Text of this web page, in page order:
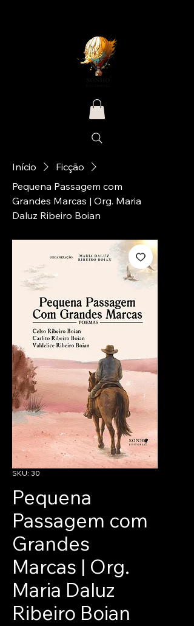
Início
Ficção
Pequena Passagem com
Grandes Marcas | Org. Maria
Daluz Ribeiro Boian
SKU: 30
Pequena
Passagem com
Grandes
Marcas | Org.
Maria Daluz
Ribeiro Boian